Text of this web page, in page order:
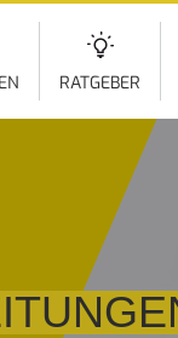
RATGEBER